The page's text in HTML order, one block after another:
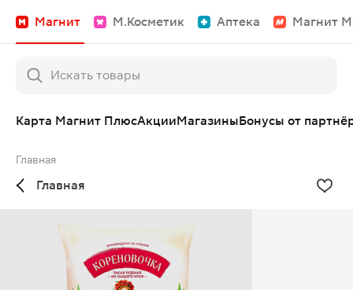
Магнит М.Косметик Аптека Магнит
Карта Магнит ПлюсАкцииМагазиныБонусы от
Главная
Главная